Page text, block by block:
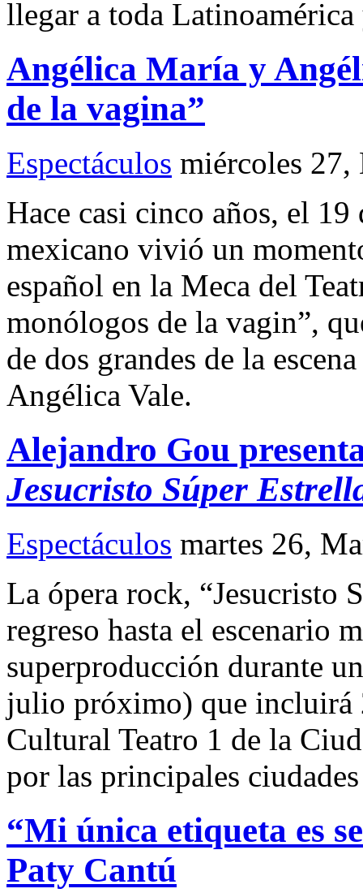
llegar a toda
Angélica María y
de la vagina”
Espectáculos miércoles 27,
Hace casi cinco años, el
mexicano vivió un
español en la Meca del
monólogos de la vagin”,
de dos grandes de la
Angélica Vale.
Alejandro Gou
Jesucristo Súper
Espectáculos martes 26,
La ópera rock, “Jesucristo
regreso hasta el escenario
superproducción durante
julio próximo) que incluirá
Cultural Teatro 1 de la
por las principales
“Mi única etiqueta es
Paty Cantú